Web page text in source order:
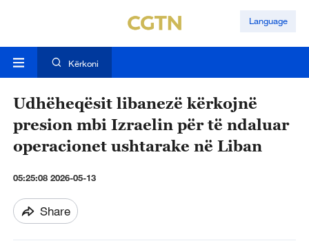
Language
Kërkoni
Udhëheqësit libanezë kërkojnë
presion mbi Izraelin për të ndaluar
operacionet ushtarake në Liban
05:25:08 2026-05-13
Share